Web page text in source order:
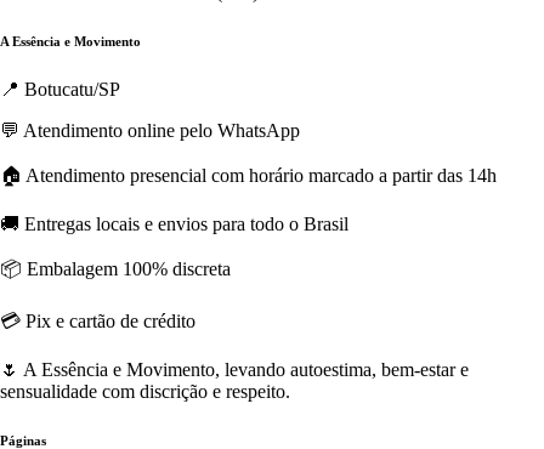
A Essência e Movimento
📍 Botucatu/SP
💬 Atendimento online pelo WhatsApp
🏠 Atendimento presencial com horário marcado a partir das 14h
🚚 Entregas locais e envios para todo o Brasil
📦 Embalagem 100% discreta
💳 Pix e cartão de crédito
🌷 A Essência e Movimento, levando autoestima, bem-estar e
sensualidade com discrição e respeito.
Páginas